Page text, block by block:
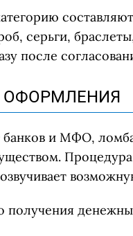
серьги,
после
ОФОРМЛЕНИЯ
банков и МФО,
получения